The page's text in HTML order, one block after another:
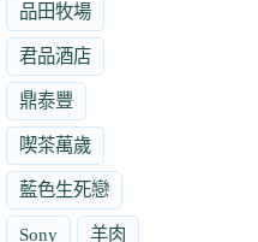
品田牧場
君品酒店
鼎泰豐
喫茶萬歲
藍色生死戀
Sony 羊肉